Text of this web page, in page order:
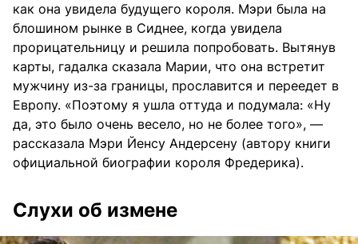
как она увидела будущего короля. Мэри была на
блошином рынке в Сиднее, когда увидела
прорицательницу и решила попробовать. Вытянув
карты, гадалка сказала Марии, что она встретит
мужчину из-за границы, прославится и переедет в
Европу. «Поэтому я ушла оттуда и подумала: «Ну
да, это было очень весело, но не более того», —
рассказала Мэри Йенсу Андерсену (автору книги
официальной биографии короля Фредерика).
Слухи об измене